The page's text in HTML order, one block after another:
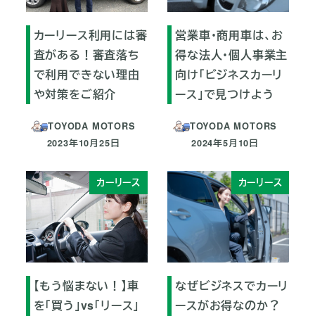
カーリース利用には審
査がある！審査落ち
で利用できない理由
や対策をご紹介
TOYODA MOTORS
投稿日
2023年10月25日
営業車・商用車は、お
得な法人・個人事業主
向け「ビジネスカーリ
ース」で見つけよう
TOYODA MOTORS
投稿日
2024年5月10日
カーリース
【もう悩まない！】車
を「買う」vs「リース」
カーリース
なぜビジネスでカーリ
ースがお得なのか？